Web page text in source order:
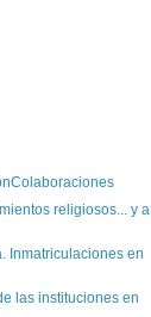
religiosos... y a
Inmatriculaciones en
las instituciones en